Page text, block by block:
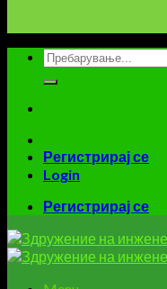
Регистрирај се
Login
Регистрирај се